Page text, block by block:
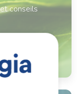
conseils